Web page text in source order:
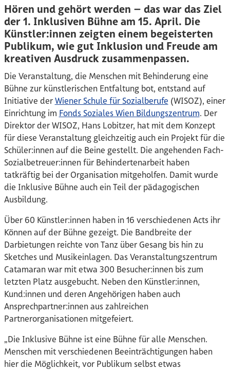
Hören und gehört werden – das war das Ziel
der 1. Inklusiven Bühne am 15. April. Die
Künstler:innen zeigten einem begeisterten
Publikum, wie gut Inklusion und Freude am
kreativen Ausdruck zusammenpassen.
Die Veranstaltung, die Menschen mit Behinderung eine
Bühne zur künstlerischen Entfaltung bot, entstand auf
Initiative der Wiener Schule für Sozialberufe (WISOZ), einer
Einrichtung im Fonds Soziales Wien Bildungszentrum. Der
Direktor der WISOZ, Hans Lobitzer, hat mit dem Konzept
für diese Veranstaltung gleichzeitig auch ein Projekt für die
Schüler:innen auf die Beine gestellt. Die angehenden Fach-
Sozialbetreuer:innen für Behindertenarbeit haben
tatkräftig bei der Organisation mitgeholfen. Damit wurde
die Inklusive Bühne auch ein Teil der pädagogischen
Ausbildung.
Über 60 Künstler:innen haben in 16 verschiedenen Acts ihr
Können auf der Bühne gezeigt. Die Bandbreite der
Darbietungen reichte von Tanz über Gesang bis hin zu
Sketches und Musikeinlagen. Das Veranstaltungszentrum
Catamaran war mit etwa 300 Besucher:innen bis zum
letzten Platz ausgebucht. Neben den Künstler:innen,
Kund:innen und deren Angehörigen haben auch
Ansprechpartner:innen aus zahlreichen
Partnerorganisationen mitgefeiert.
„Die Inklusive Bühne ist eine Bühne für alle Menschen.
Menschen mit verschiedenen Beeinträchtigungen haben
hier die Möglichkeit, vor Publikum selbst etwas